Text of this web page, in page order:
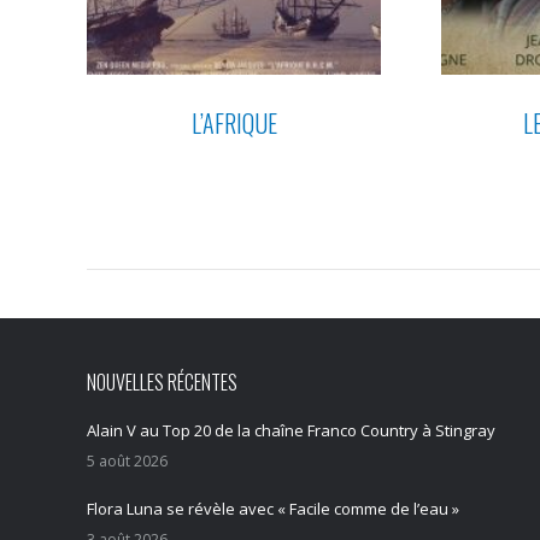
L’AFRIQUE
NOUVELLES RÉCENTES
Alain V au Top 20 de la chaîne Franco Country à Stingray
5 août 2026
Flora Luna se révèle avec « Facile comme de l’eau »